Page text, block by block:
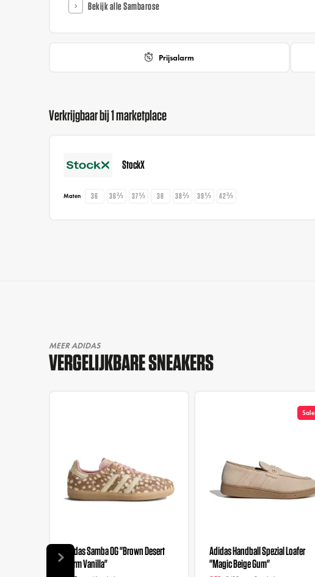
Bekijk alle Sambarose
Prijsalarm
Verkrijgbaar bij 1 marketplace
StockX
Maten 36 36⅔ 37⅓ 38 38⅔ 39⅓ 42⅔
MEER ADIDAS
VERGELIJKBARE SNEAKERS
Adidas Samba OG "Brown Desert
Warm Vanilla"
Sale
Adidas Handball Spezial Loafer
"Magic Beige Gum"